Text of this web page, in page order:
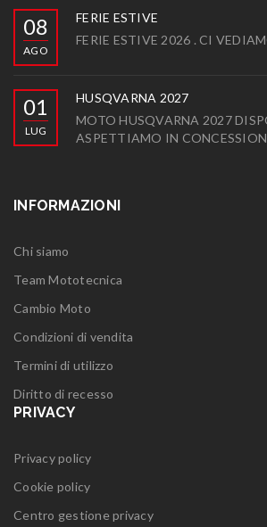
08
AGO
FERIE ESTIVE
FERIE ESTIVE 2026 . CI
01
LUG
HUSQVARNA 2027
MOTO HUSQVARNA 2027
ASPETTIAMO IN
INFORMAZIONI
Chi siamo
Team Mototecnica
Cambio Moto
Condizioni di vendita
Termini di utilizzo
Diritto di recesso
PRIVACY
Privacy policy
Cookie policy
Centro gestione privacy